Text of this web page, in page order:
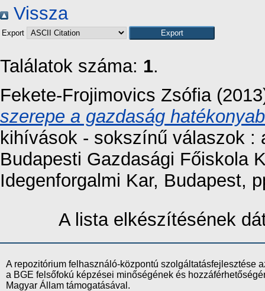
Vissza
Export
Találatok száma: 1.
Fekete-Frojimovics Zsófia
szerepe a gazdaság
kihívások - sokszínű válaszok :
Budapesti Gazdasági Főiskola
Idegenforgalmi Kar, Budapest,
A lista elkészítésének
A repozitórium felhasználó-központú szolgáltatásfejlesztése
a BGE felsőfokú képzései minőségének és
Magyar Állam támogatásával.